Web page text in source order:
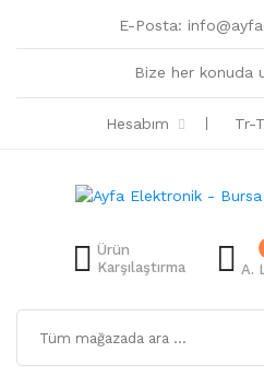
E-Posta:
Bize her konuda
Hesabım Tr-
Ürün
Karşılaştırma
A.